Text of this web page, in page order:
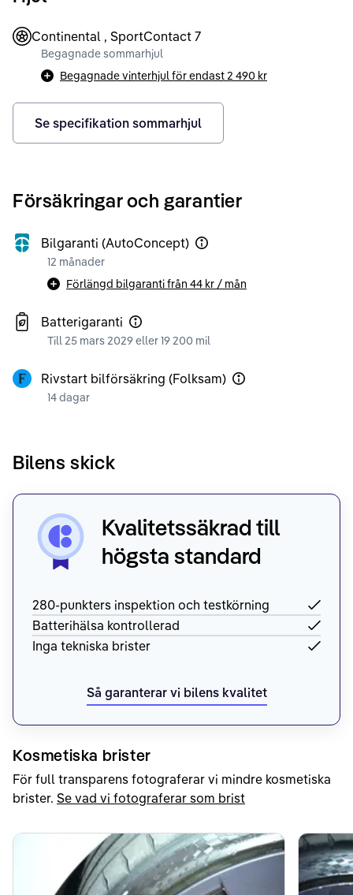
Continental , SportContact 7
Begagnade sommarhjul
Begagnade vinterhjul för endast2 490 kr
Se specifikation sommarhjul
Försäkringar och garantier
Bilgaranti (AutoConcept)
12 månader
Förlängd bilgaranti från 44 kr / mån
Batterigaranti
Till 25 mars 2029 eller 19 200 mil
Rivstart bilförsäkring (Folksam)
14 dagar
Bilens skick
Kvalitetssäkrad till
högsta standard
280-punkters inspektion och testkörning
Batterihälsa kontrollerad
Inga tekniska brister
Så garanterar vi bilens kvalitet
Kosmetiska brister
För full transparens fotograferar vi mindre kosmetiska
brister. Se vad vi fotograferar som brist